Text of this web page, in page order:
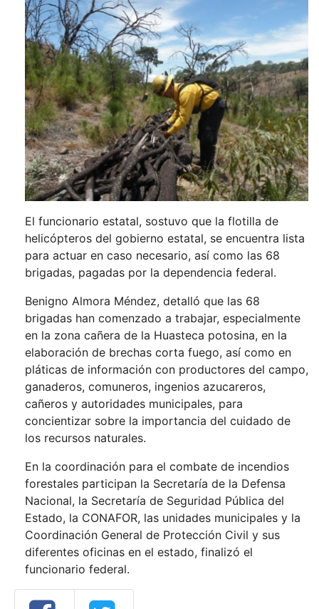
El funcionario estatal, sostuvo que la flotilla de
helicópteros del gobierno estatal, se encuentra lista
para actuar en caso necesario, así como las 68
brigadas, pagadas por la dependencia federal.
Benigno Almora Méndez, detalló que las 68
brigadas han comenzado a trabajar, especialmente
en la zona cañera de la Huasteca potosina, en la
elaboración de brechas corta fuego, así como en
pláticas de información con productores del campo,
ganaderos, comuneros, ingenios azucareros,
cañeros y autoridades municipales, para
concientizar sobre la importancia del cuidado de
los recursos naturales.
En la coordinación para el combate de incendios
forestales participan la Secretaría de la Defensa
Nacional, la Secretaría de Seguridad Pública del
Estado, la CONAFOR, las unidades municipales y la
Coordinación General de Protección Civil y sus
diferentes oficinas en el estado, finalizó el
funcionario federal.